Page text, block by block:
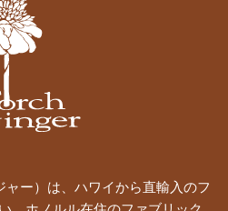
ャー）は、ハワイから直輸入のフ